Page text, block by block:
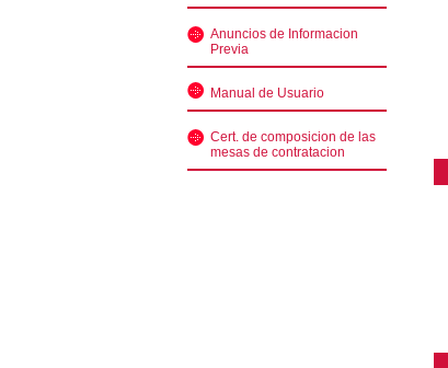
Anuncios de Informacion
Previa
Manual de Usuario
Cert. de composicion de las
mesas de contratacion